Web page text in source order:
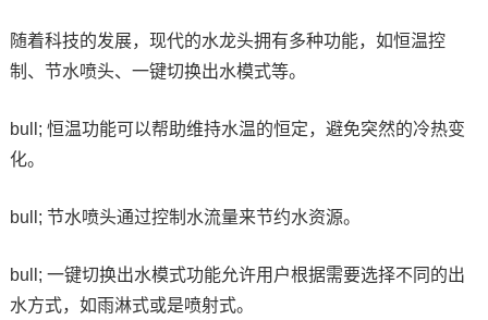
随着科技的发展，现代的水龙头拥有多种功能，如恒温控
制、节水喷头、一键切换出水模式等。
bull; 恒温功能可以帮助维持水温的恒定，避免突然的冷热变
化。
bull; 节水喷头通过控制水流量来节约水资源。
bull; 一键切换出水模式功能允许用户根据需要选择不同的出
水方式，如雨淋式或是喷射式。